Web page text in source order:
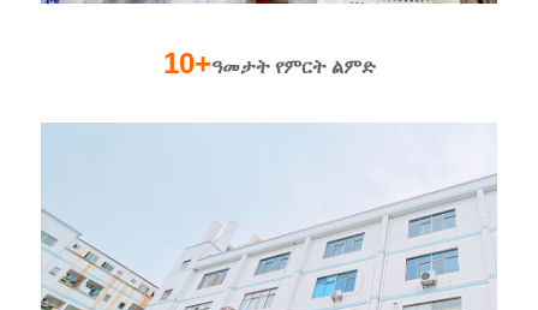
10+ዓመታት የምርት ልምድ